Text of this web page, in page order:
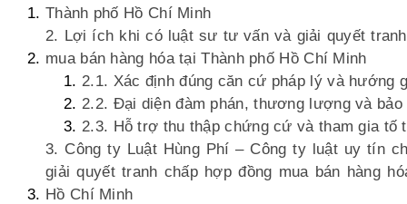
Thành phố Hồ Chí Minh
2. Lợi ích khi có luật sư tư vấn và giải quyết
mua bán hàng hóa tại Thành phố Hồ Chí Minh
2.1. Xác định đúng căn cứ pháp lý và hướng
2.2. Đại diện đàm phán, thương lượng và
2.3. Hỗ trợ thu thập chứng cứ và tham gia tố
3. Công ty Luật Hùng Phí – Công ty luật uy tín
giải quyết tranh chấp hợp đồng mua bán hàng
Hồ Chí Minh